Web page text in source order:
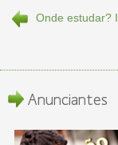
Onde estudar?
Anunciantes